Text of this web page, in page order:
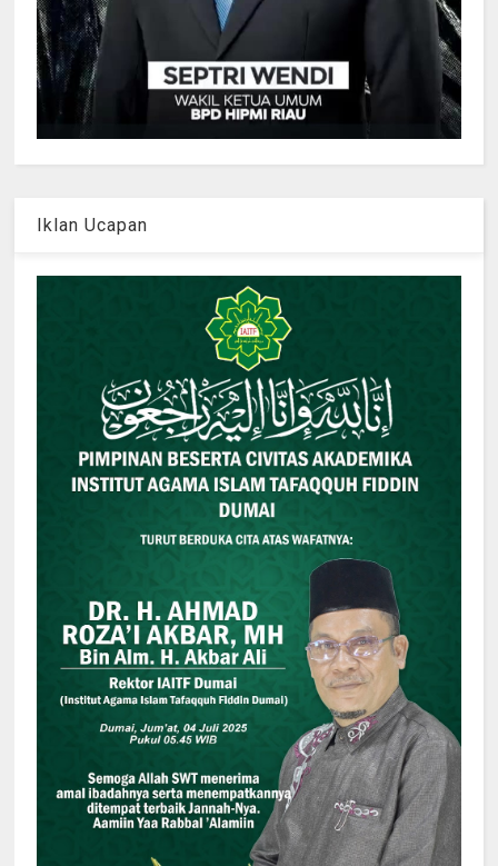
Iklan Ucapan